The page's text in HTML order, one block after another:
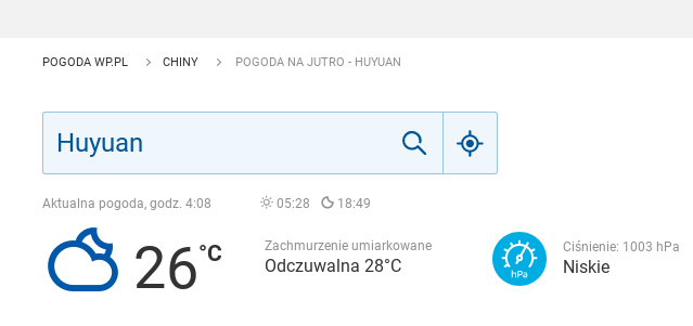
POGODA WP.PL CHINY POGODA NA JUTRO - HUYUAN
Aktualna pogoda, godz. 4:08 05:28 18:49
26 Zachmurzenie umiarkowane
Odczuwalna 28°C
Ciśnienie: 1003 hPa
Niskie